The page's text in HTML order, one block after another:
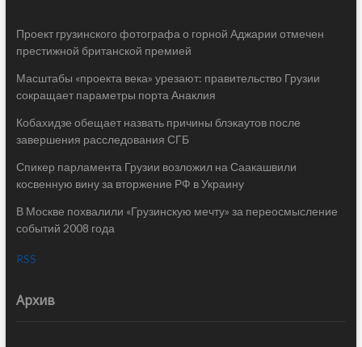
Проект грузинского фотографа о горной Аджарии отмечен
престижной британской премией
Масштабы «проекта века» урезают: правительство Грузии
сокращает параметры порта Анаклия
Кобахидзе обещает назвать причины блэкаутов после
завершения расследования СГБ
Спикер парламента Грузии возложил на Саакашвили
косвенную вину за вторжение РФ в Украину
В Москве похвалили «Грузинскую мечту» за переосмысление
событий 2008 года
RSS
Архив